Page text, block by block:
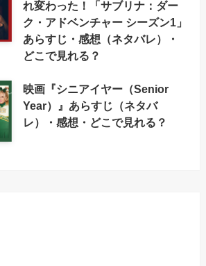
れ変わった！「サブリナ：ダー
ク・アドベンチャー シーズン1」
あらすじ・感想（ネタバレ）・
どこで見れる？
映画『シニアイヤー（Senior
Year）』あらすじ（ネタバ
レ）・感想・どこで見れる？